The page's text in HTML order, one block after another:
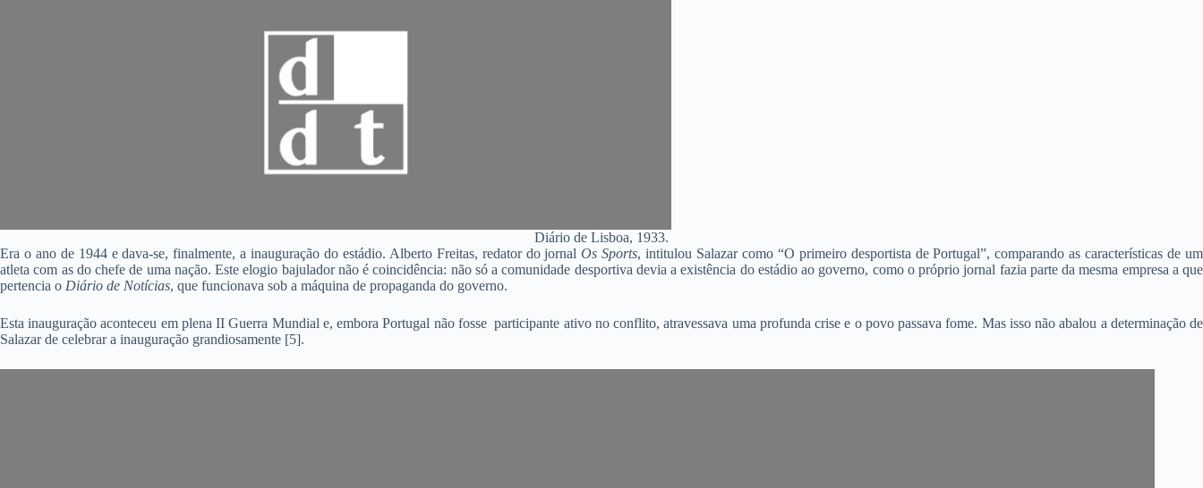
Diário de Lisboa, 1933.
Era o ano de 1944 e dava-se, finalmente, a inauguração do estádio. Alberto Freitas, redator do jornalOs Sports, intitulou Salazar como “O primeiro desportista de Portugal”, comparando as características de um
atleta com as do chefe de uma nação. Este elogio bajulador não é coincidência: não só a comunidade desportiva devia a existência do estádio ao governo, como o próprio jornal fazia parte da mesma empresa a que
pertencia o Diário de Notícias, que funcionava sob a máquina de propaganda do governo.
Esta inauguração aconteceu em plena II Guerra Mundial e, embora Portugal não fosse participante ativo no conflito, atravessava uma profunda crise e o povo passava fome. Mas isso não abalou a determinação de
Salazar de celebrar a inauguração grandiosamente [5].